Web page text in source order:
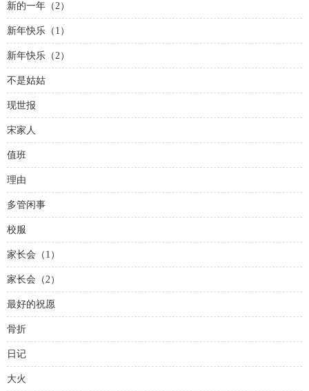
新的一年（2）
新年快乐（1）
新年快乐（2）
不是姑姑
现世报
宋家人
值班
理由
多管闲事
校服
家长会（1）
家长会（2）
最好的祝愿
骨折
日记
大火